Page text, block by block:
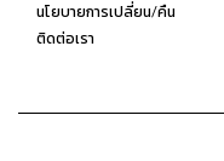
นโยบายการเปลี่ยน/คืน
ติดต่อเรา